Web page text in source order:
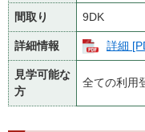
間取り 9DK
詳細情報 詳細
見学可能な
方
全ての利用